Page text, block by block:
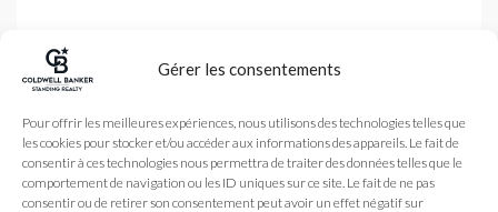
Gérer les consentements
Pour offrir les meilleures expériences, nous utilisons des technologies telles que
les cookies pour stocker et/ou accéder aux informations des appareils. Le fait de
consentir à ces technologies nous permettra de traiter des données telles que le
comportement de navigation ou les ID uniques sur ce site. Le fait de ne pas
consentir ou de retirer son consentement peut avoir un effet négatif sur
Coldwell Banker est une
agence immobilière
spécialisé dans la vente
de biens de luxe dans les
Alpes-Maritimes et
Monaco avec une agence
à Nice et Antibes